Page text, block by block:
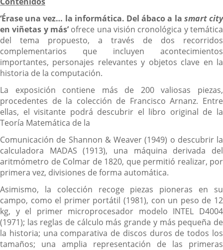
‘Érase una vez… la informática. Del ábaco a la smart city
en viñetas y más’ofrece una visión cronológica y temática
del tema propuesto, a través de dos recorridos
complementarios que incluyen acontecimientos
importantes, personajes relevantes y objetos clave en la
historia de la computación.
La exposición contiene más de 200 valiosas piezas,
procedentes de la colección de Francisco Arnanz. Entre
ellas, el visitante podrá descubrir el libro original de la
Teoría Matemática de la
Comunicación de Shannon & Weaver (1949) o descubrir la
calculadora MADAS (1913), una máquina derivada del
aritmómetro de Colmar de 1820, que permitió realizar, por
primera vez, divisiones de forma automática.
Asimismo, la colección recoge piezas pioneras en su
campo, como el primer portátil (1981), con un peso de 12
kg, y el primer microprocesador modelo INTEL D4004
(1971); las reglas de cálculo más grande y más pequeña de
la historia; una comparativa de discos duros de todos los
tamaños; una amplia representación de las primeras